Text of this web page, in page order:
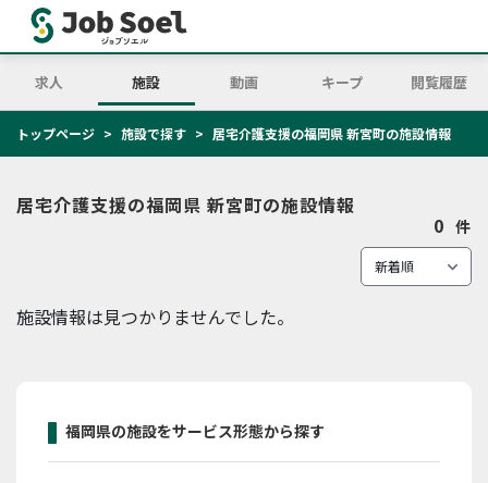
求人 施設 動画 キープ 閲覧履歴
トップページ 施設で探す 居宅介護支援の福岡県 新宮町の施設情報
居宅介護支援の福岡県 新宮町の施設情報
0 件
施設情報は見つかりませんでした。
福岡県の施設をサービス形態から探す